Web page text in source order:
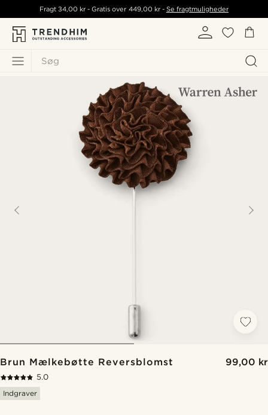
Søg
Fragt34,00 kr - Gratis over 449,00 kr- Se fragtmuligheder
Brun Mælkebøtte Reversblomst 99,00 kr
5.0
Indgraver